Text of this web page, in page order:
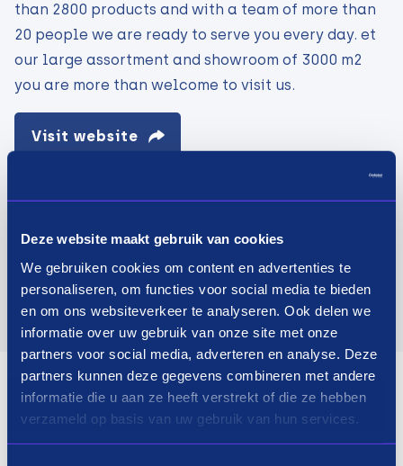
Deze website maakt gebruik van cookies
We gebruiken cookies om content en advertenties te
personaliseren, om functies voor social media te bieden
en om ons websiteverkeer te analyseren. Ook delen we
informatie over uw gebruik van onze site met onze
partners voor social media, adverteren en analyse. Deze
partners kunnen deze gegevens combineren met andere
informatie die u aan ze heeft verstrekt of die ze hebben
verzameld op basis van uw gebruik van hun services.
than 2800 products and with a team of more than
20 people we are ready to serve you every day. et
our large assortment and showroom of 3000 m2
you are more than welcome to visit us.
Visit website